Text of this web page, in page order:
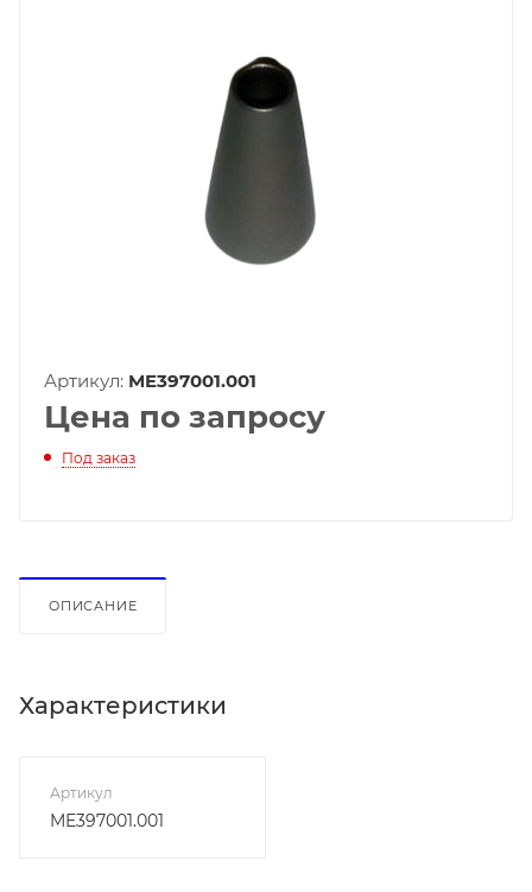
Артикул: ME397001.001
Цена по запросу
Под заказ
ОПИСАНИЕ
Характеристики
Артикул
ME397001.001